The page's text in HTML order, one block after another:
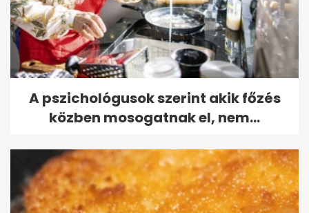
A pszichológusok szerint akik főzés
közben mosogatnak el, nem...